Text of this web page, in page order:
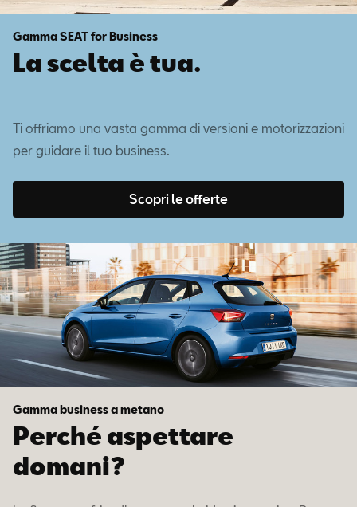
Gamma SEAT for Business
La scelta è tua.
Ti offriamo una vasta gamma di versioni e motorizzazioni
per guidare il tuo business.
Scopri le offerte
Gamma business a metano
Perché aspettare
domani?